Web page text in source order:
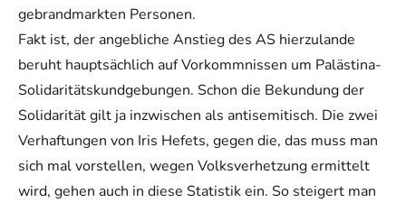
gebrandmarkten Personen.
Fakt ist, der angebliche Anstieg des AS hierzulande
beruht hauptsächlich auf Vorkommnissen um Palästina-
Solidaritätskundgebungen. Schon die Bekundung der
Solidarität gilt ja inzwischen als antisemitisch. Die zwei
Verhaftungen von Iris Hefets, gegen die, das muss man
sich mal vorstellen, wegen Volksverhetzung ermittelt
wird, gehen auch in diese Statistik ein. So steigert man